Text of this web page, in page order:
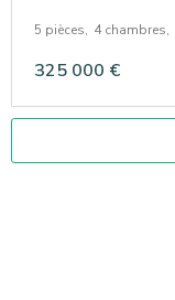
5 pièces, 4 chambres,
325 000 €